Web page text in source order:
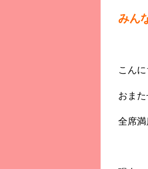
みん
こんに
おまた
全席満